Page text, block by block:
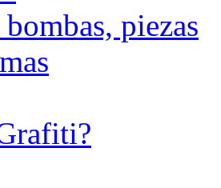
bombas, piezas